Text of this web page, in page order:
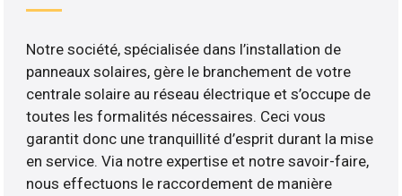
Notre société, spécialisée dans l’installation de
panneaux solaires, gère le branchement de votre
centrale solaire au réseau électrique et s’occupe de
toutes les formalités nécessaires. Ceci vous
garantit donc une tranquillité d’esprit durant la mise
en service. Via notre expertise et notre savoir-faire,
nous effectuons le raccordement de manière